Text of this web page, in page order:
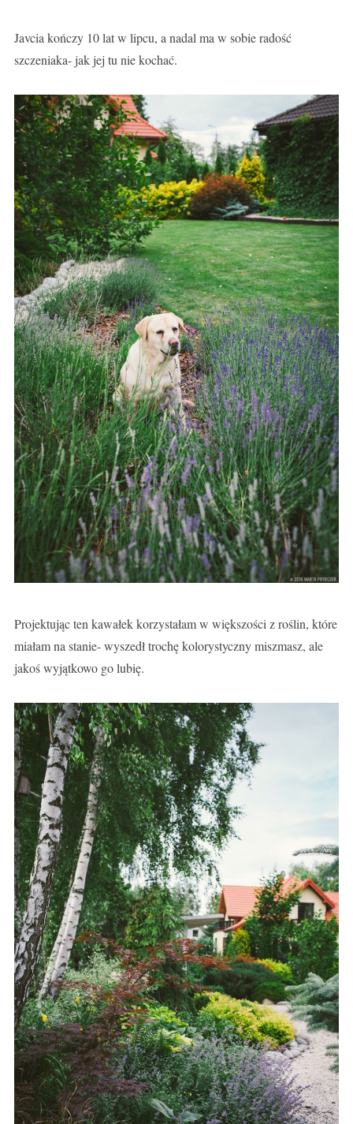
Javcia kończy 10 lat w lipcu, a nadal ma w sobie radość
szczeniaka- jak jej tu nie kochać.
Projektując ten kawałek korzystałam w większości z roślin, które
miałam na stanie- wyszedł trochę kolorystyczny miszmasz, ale
jakoś wyjątkowo go lubię.